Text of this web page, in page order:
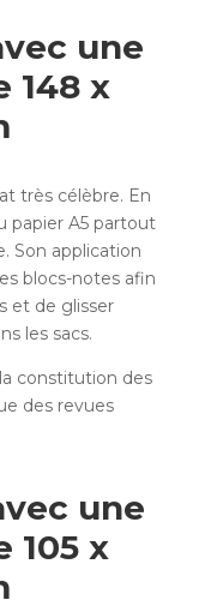
une
148 x
très célèbre. En
papier A5 partout
Son application
blocs-notes afin
et de glisser
les sacs.
constitution des
des revues
une
105 x